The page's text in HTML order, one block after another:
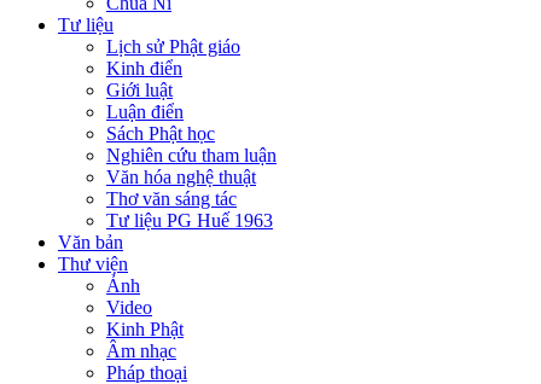
Tư liệu
Lịch sử Phật giáo
Kinh điển
Giới luật
Luận điển
Sách Phật học
Nghiên cứu tham luận
Văn hóa nghệ thuật
Thơ văn sáng tác
Tư liệu PG Huế 1963
Văn bản
Thư viện
Ảnh
Video
Kinh Phật
Âm nhạc
Pháp thoại